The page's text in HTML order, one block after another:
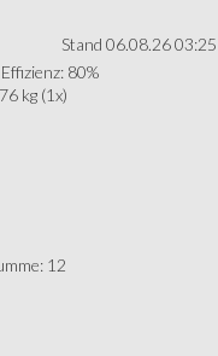
Stand 06.08.26 03:25
80%
kg (1x)
12